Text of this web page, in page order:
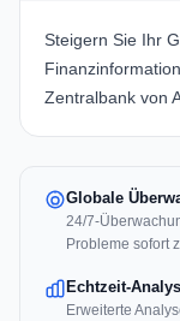
Steigern Sie Ihr
Zentralbank von
Globale
24/7-
Probleme sofort
Echtzeit-
Erweiterte